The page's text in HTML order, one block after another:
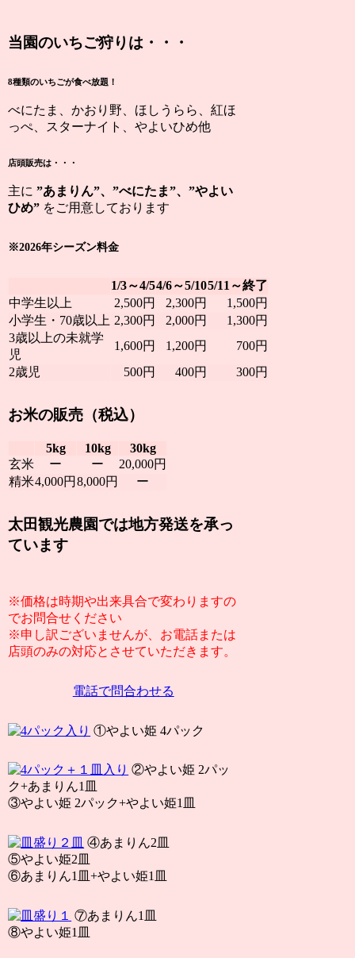
当園のいちご狩りは・・・
8種類のいちごが食べ放題！
べにたま、かおり野、ほしうらら、紅ほ
っぺ、スターナイト、やよいひめ他
店頭販売は・・・
主に”あまりん”、”べにたま”、”やよい
ひめ” をご用意しております
※2026年シーズン料金
1/3～4/54/6～5/105/11～終了
中学生以上
2,500円 2,300円
1,500円
小学生・70歳以上 2,300円 2,000円
1,300円
3歳以上の未就学
児
1,600円 1,200円
700円
2歳児
500円 400円 300円
お米の販売（税込）
5kg 10kg
30kg
玄米
ー ー
20,000円
精米4,000円 8,000円 ー
太田観光農園では地方発送を承っ
ています
※価格は時期や出来具合で変わりますの
でお問合せください
※申し訳ございませんが、お電話または
店頭のみの対応とさせていただきます。
電話で問合わせる
①やよい姫 4パック
②やよい姫 2パッ
ク+あまりん1皿
③やよい姫 2パック+やよい姫1皿
④あまりん2皿
⑤やよい姫2皿
⑥あまりん1皿+やよい姫1皿
⑦あまりん1皿
⑧やよい姫1皿